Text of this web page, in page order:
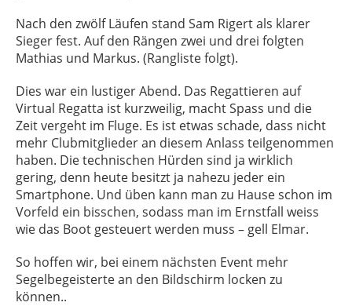
Nach den zwölf Läufen stand Sam Rigert als klarer
Sieger fest. Auf den Rängen zwei und drei folgten
Mathias und Markus. (Rangliste folgt).
Dies war ein lustiger Abend. Das Regattieren auf
Virtual Regatta ist kurzweilig, macht Spass und die
Zeit vergeht im Fluge. Es ist etwas schade, dass nicht
mehr Clubmitglieder an diesem Anlass teilgenommen
haben. Die technischen Hürden sind ja wirklich
gering, denn heute besitzt ja nahezu jeder ein
Smartphone. Und üben kann man zu Hause schon im
Vorfeld ein bisschen, sodass man im Ernstfall weiss
wie das Boot gesteuert werden muss – gell Elmar.
So hoffen wir, bei einem nächsten Event mehr
Segelbegeisterte an den Bildschirm locken zu
können..